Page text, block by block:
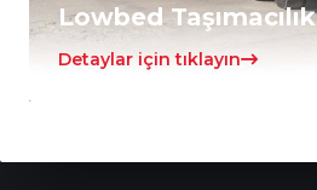
Lowbed Taşımacılık
Detaylar için tıklayın